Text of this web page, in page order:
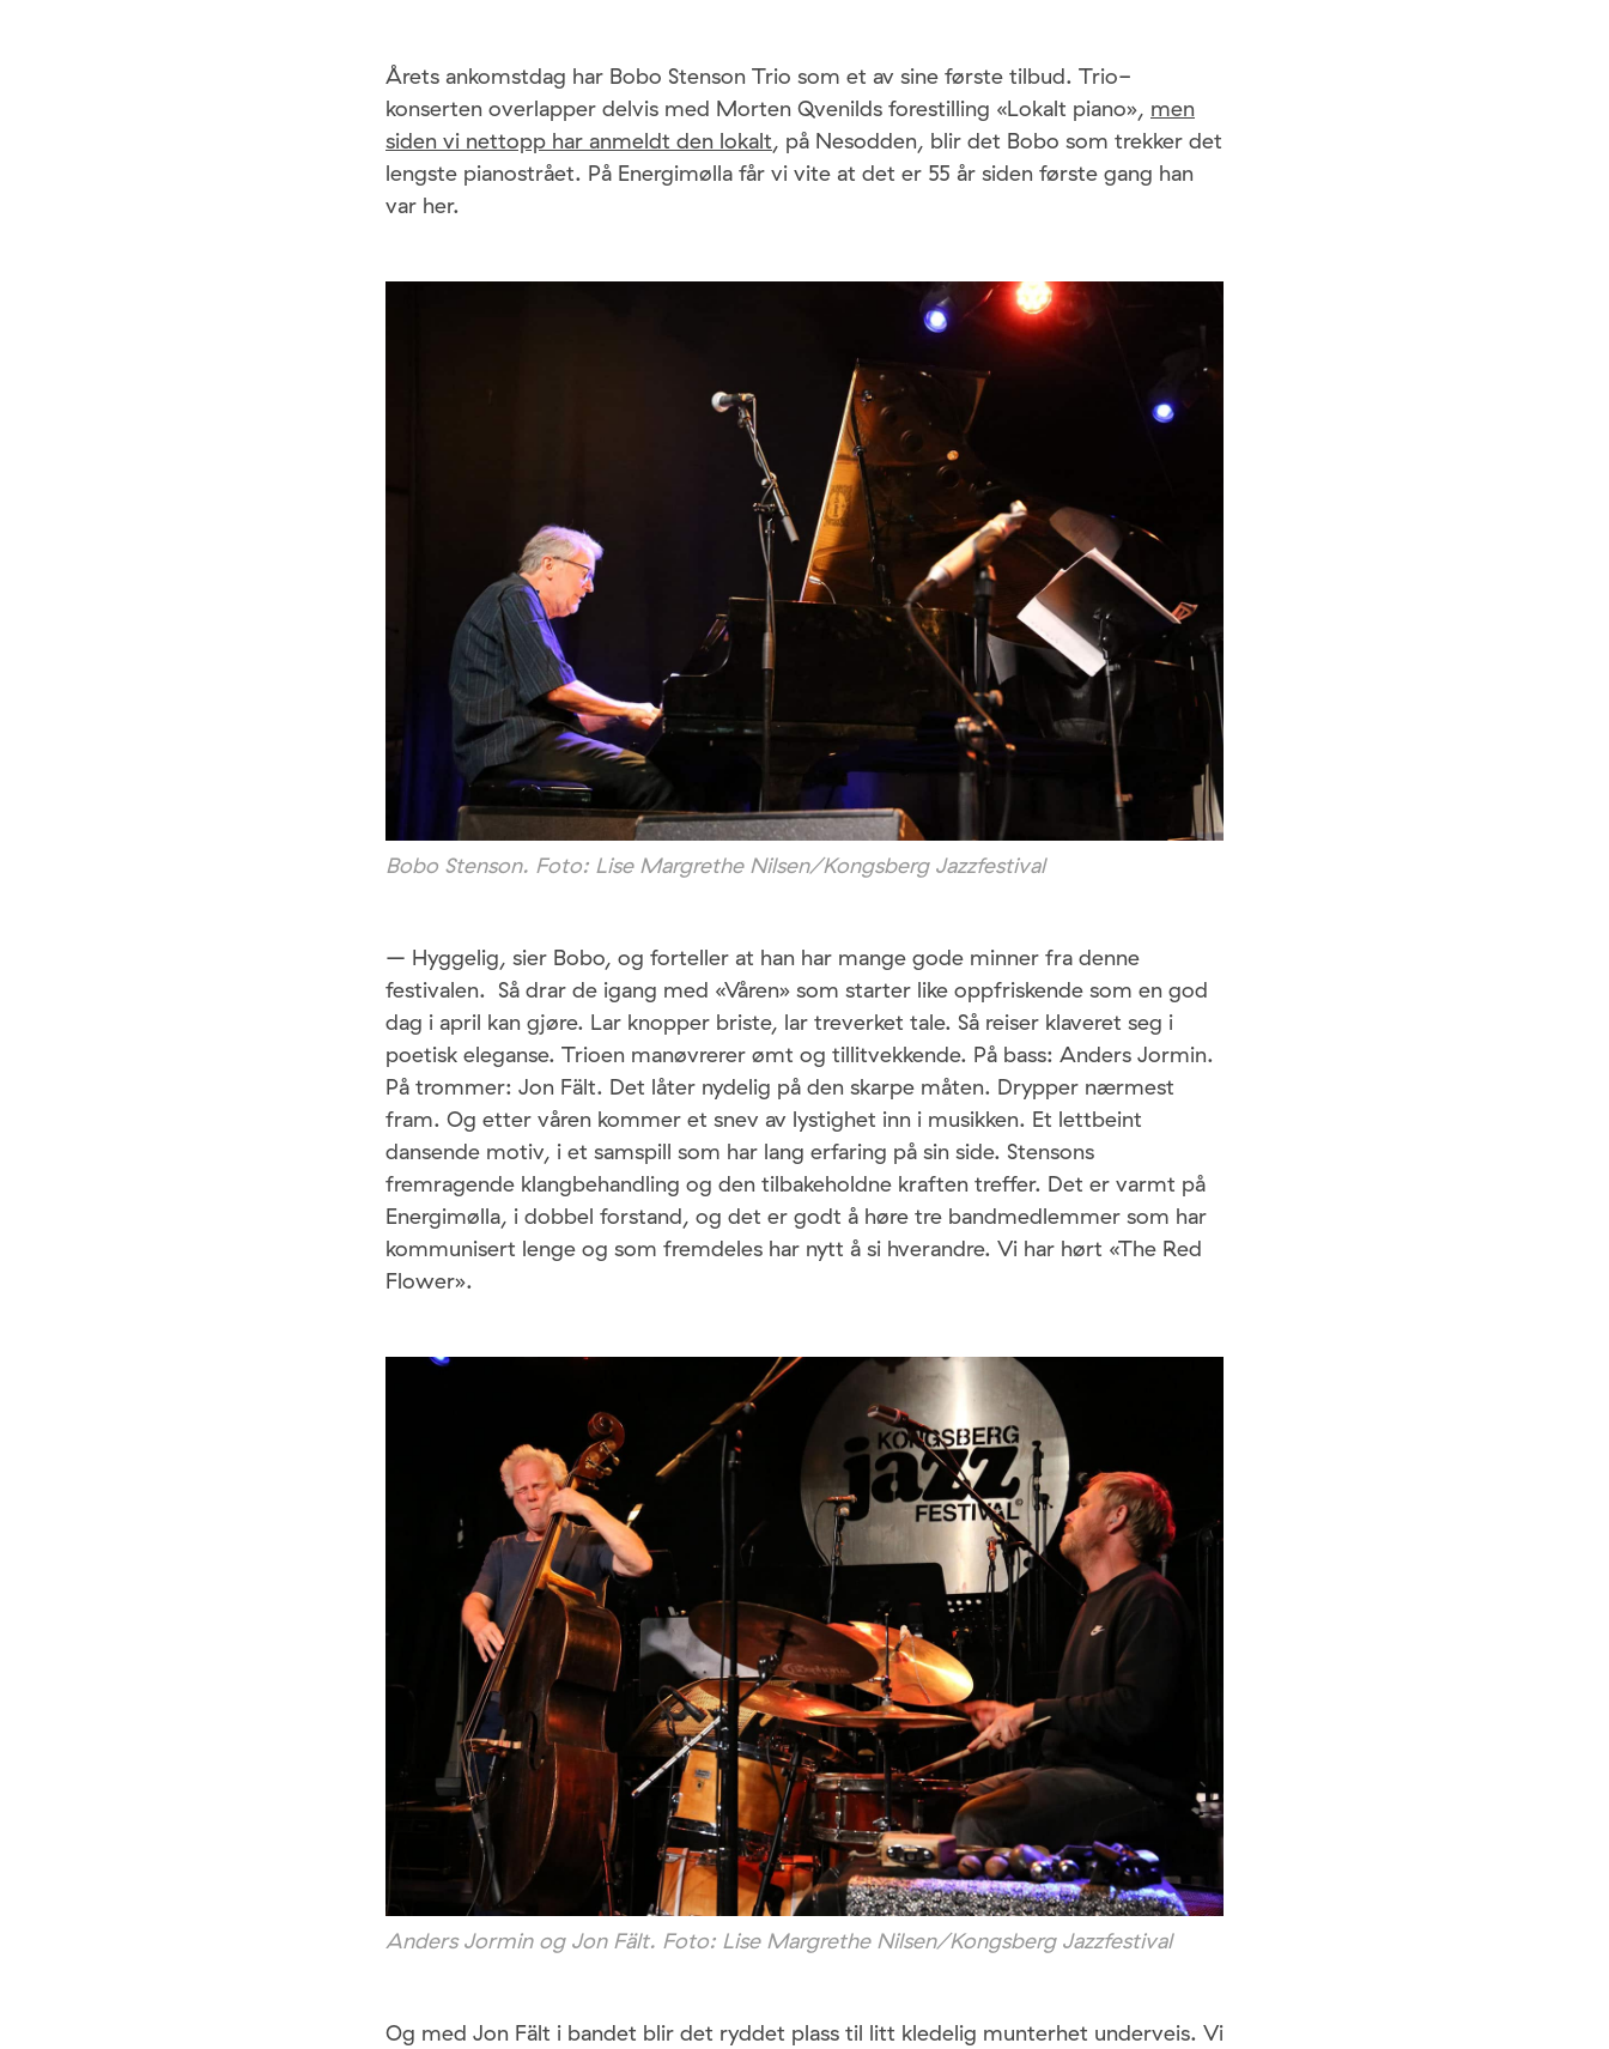
Årets ankomstdag har Bobo Stenson Trio som et av sine første tilbud. Trio-
konserten overlapper delvis med Morten Qvenilds forestilling «Lokalt piano», men
siden vi nettopp har anmeldt den lokalt, på Nesodden, blir det Bobo som trekker det
lengste pianostrået. På Energimølla får vi vite at det er 55 år siden første gang han
var her.
Bobo Stenson. Foto: Lise Margrethe Nilsen/Kongsberg Jazzfestival
– Hyggelig, sier Bobo, og forteller at han har mange gode minner fra denne
festivalen. Så drar de igang med «Våren» som starter like oppfriskende som en god
dag i april kan gjøre. Lar knopper briste, lar treverket tale. Så reiser klaveret seg i
poetisk eleganse. Trioen manøvrerer ømt og tillitvekkende. På bass: Anders Jormin.
På trommer: Jon Fält. Det låter nydelig på den skarpe måten. Drypper nærmest
fram. Og etter våren kommer et snev av lystighet inn i musikken. Et lettbeint
dansende motiv, i et samspill som har lang erfaring på sin side. Stensons
fremragende klangbehandling og den tilbakeholdne kraften treffer. Det er varmt på
Energimølla, i dobbel forstand, og det er godt å høre tre bandmedlemmer som har
kommunisert lenge og som fremdeles har nytt å si hverandre. Vi har hørt «The Red
Flower».
Anders Jormin og Jon Fält. Foto: Lise Margrethe Nilsen/Kongsberg Jazzfestival
Og med Jon Fält i bandet blir det ryddet plass til litt kledelig munterhet underveis. Vi